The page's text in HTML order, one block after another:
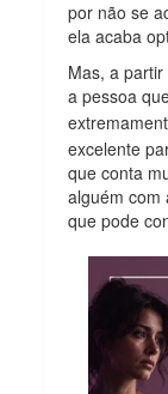
por não se
ela acaba
Mas, a
a pessoa
excelente
que conta
alguém com
que pode